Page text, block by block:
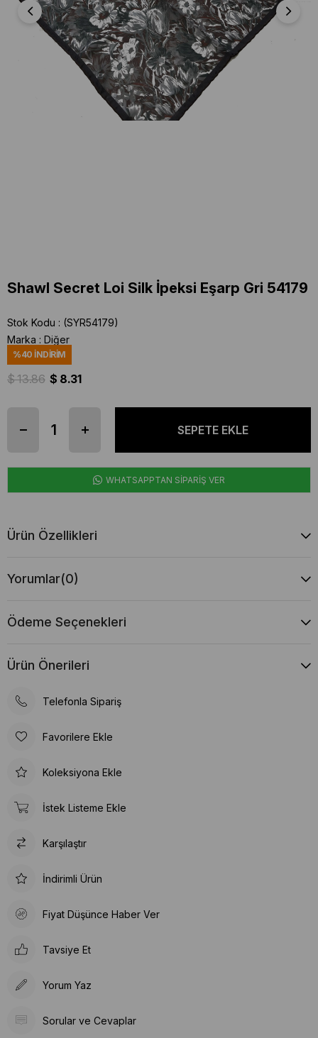
Shawl Secret Loi Silk İpeksi Eşarp Gri 54179
Stok Kodu
(SYR54179)
Marka : Diğer
%40 İNDIRIM
$ 13.86 $ 8.31
WHATSAPPTAN SİPARİŞ VER
Ürün Özellikleri
Yorumlar(0)
Ödeme Seçenekleri
Ürün Önerileri
Telefonla Sipariş
Favorilere Ekle
Koleksiyona Ekle
İstek Listeme Ekle
Karşılaştır
İndirimli Ürün
Fiyat Düşünce Haber Ver
Tavsiye Et
Yorum Yaz
Sorular ve Cevaplar